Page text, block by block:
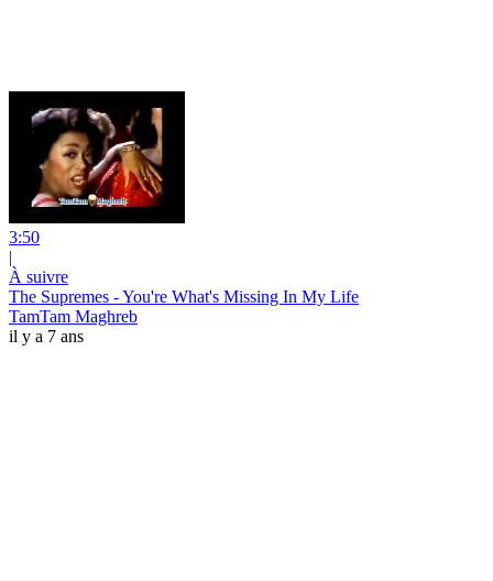
3:50
|
À suivre
The Supremes - You're What's Missing In My Life
TamTam Maghreb
il y a 7 ans